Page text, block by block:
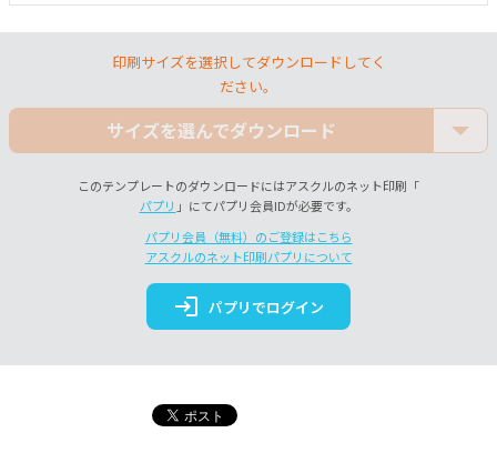
印刷サイズを選択してダウンロードしてく
ださい。
サイズを選んでダウンロード
このテンプレートのダウンロードにはアスクルのネット印刷「
パプリ 」にてパプリ会員IDが必要です。
パプリ会員（無料）のご登録はこちら
アスクルのネット印刷パプリについて
login パプリでログイン